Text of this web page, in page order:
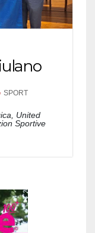
SPORT
United
Sportive